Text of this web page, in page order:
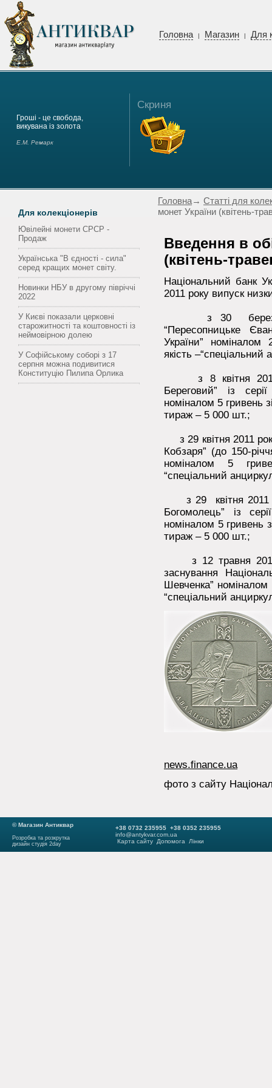
Головна | Магазин | Для
Гроші - це свобода,
викувана із золота
Е.М. Ремарк
Скриня
Для колекціонерів
Ювілейні монети СРСР -
Продаж
Українська "В єдності - сила"
серед кращих монет світу.
Новинки НБУ в другому півріччі
2022
У Києві показали церковні
старожитності та коштовності із
неймовірною долею
У Софійському соборі з 17
серпня можна подивитися
Конституцію Пилипа Орлика
Головна→ Статті для
монет України (квітень-
Введення в
(квітень-
Національний банк
2011 року випуск
з 30 березня
“Пересопницьке
України”
якість
з 8 квітня 2011
Береговий” із
номіналом 5 гривень
тираж – 5 000 шт.;
з 29 квітня 2011
Кобзаря” (до 150-
номіналом 5
“спеціальний
з 29 квітня 2011
Богомолець” із
номіналом 5 гривень
тираж – 5 000 шт.;
з 12 травня 2011
заснування
Шевченка”
“спеціальний
news.finance.ua
фото з сайту
© Магазин Антиквар
Розробка та розкрутка
дизайн студія 2day
+38 0732 235955 +38 0352 235955
info@antykvar.com.ua
Карта сайту
Допомога Лінки